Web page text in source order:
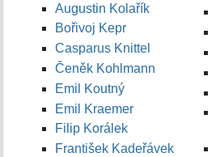
Augustin Kolařík
Bořivoj Kepr
Casparus Knittel
Čeněk Kohlmann
Emil Koutný
Emil Kraemer
Filip Korálek
František Kadeřávek